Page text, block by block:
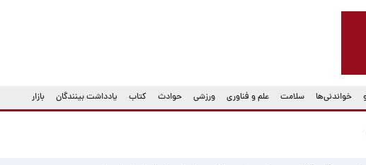
خواندنی‌ها سلامت علم و فناوری ورزشی حوادث کتاب یادداشت بینندگان بازار